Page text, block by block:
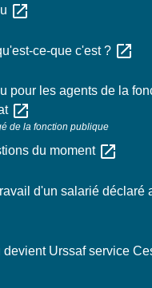
open_in_new
ce-que c'est ? open_in_new
pour les agents de la
open_in_new
de la fonction publique
du moment open_in_new
d'un salarié déclaré
devient Urssaf service